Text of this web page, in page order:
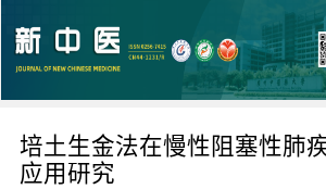
培土生金法在慢性阻塞性肺
应用研究